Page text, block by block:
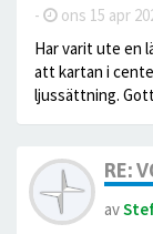
- ons 15 apr
Har varit ute en
att kartan i
ljussättning.
RE:
av